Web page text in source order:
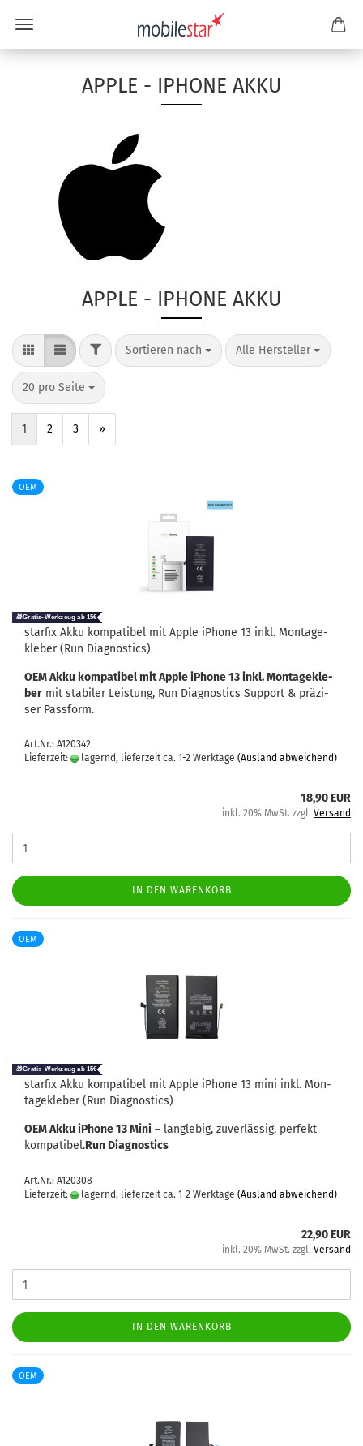
APPLE - IPHONE AKKU
APPLE - IPHONE AKKU
Sortieren nach Alle Hersteller
20 pro Seite
1 2 3 »
OEM
star­fix Akku kom­pa­ti­bel mit Apple iPho­ne 13 inkl. Mon­ta­ge­
kle­ber (Run Dia­gnostics)
OEM Akku kom­pa­ti­bel mit Apple iPho­ne 13 inkl. Mon­ta­ge­kle­
ber mit sta­bi­ler Leis­tung, Run Dia­gnostics Sup­port & prä­zi­
ser Pass­form.
Art.Nr.: A120342
Lieferzeit:
lagernd, lieferzeit ca. 1-2 Werktage (Ausland abweichend)
18,90 EUR
inkl. 20% MwSt. zzgl. Versand
IN DEN WARENKORB
OEM
star­fix Akku kom­pa­ti­bel mit Apple iPho­ne 13 mini inkl. Mon­
ta­ge­kle­ber (Run Dia­gnostics)
OEM Akku iPho­ne 13 Mini – lang­le­big, zu­ver­läs­sig, per­fekt
kom­pa­ti­bel.Run Dia­gnostics
Art.Nr.: A120308
Lieferzeit:
lagernd, lieferzeit ca. 1-2 Werktage (Ausland abweichend)
22,90 EUR
inkl. 20% MwSt. zzgl. Versand
IN DEN WARENKORB
OEM